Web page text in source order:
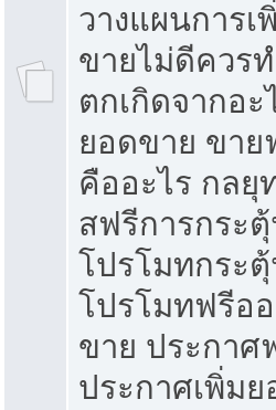
วางแผนการ
ขายไม่ดีควร
ตกเกิดจากอะ
ยอดขาย ขาย
คืออะไร กลยุ
สฟรีการกระ
โปรโมทกระ
โปรโมทฟรีอ
ขาย ประกาศ
ประกาศเพิ่ม